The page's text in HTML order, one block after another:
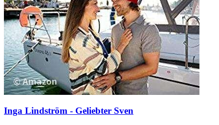
Inga Lindström - Geliebter Sven